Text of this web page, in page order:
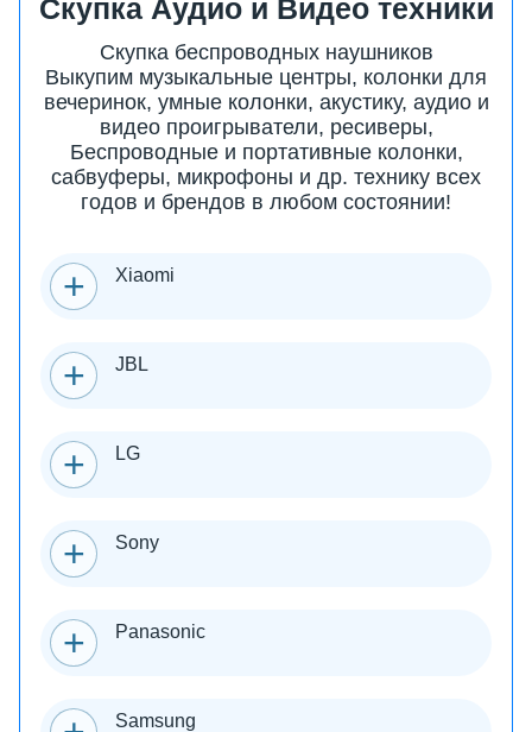
Скупка Аудио и Видео техники
Скупка беспроводных наушников
Выкупим музыкальные центры, колонки для
вечеринок, умные колонки, акустику, аудио и
видео проигрыватели, ресиверы,
Беспроводные и портативные колонки,
сабвуферы, микрофоны и др. технику всех
годов и брендов в любом состоянии!
Xiaomi
JBL
LG
Sony
Panasonic
Samsung